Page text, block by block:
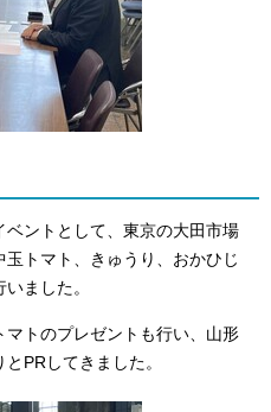
ントとして、東京の大田市場
トマト、きゅうり、おかひじ
ました。
トのプレゼントも行い、山形
PRしてきました。